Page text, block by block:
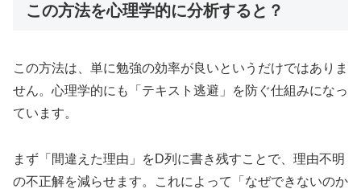
この方法を心理学的に分析すると？
この方法は、単に勉強の効率が良いというだけではありま
せん。心理学的にも「テキスト逃避」を防ぐ仕組みになっ
ています。
まず「間違えた理由」をD列に書き残すことで、理由不明
の不正解を減らせます。これによって「なぜできないのか